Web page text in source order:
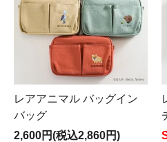
レアアニマル バッグイン
バッグ
2,600円(税込2,860円)